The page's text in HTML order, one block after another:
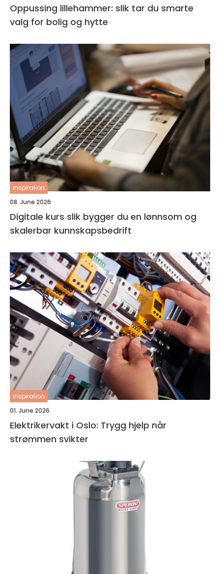
Oppussing lillehammer: slik tar du smarte
valg for bolig og hytte
inspiration
08. June 2026
Digitale kurs slik bygger du en lønnsom og
skalerbar kunnskapsbedrift
inspiration
01. June 2026
Elektrikervakt i Oslo: Trygg hjelp når
strømmen svikter